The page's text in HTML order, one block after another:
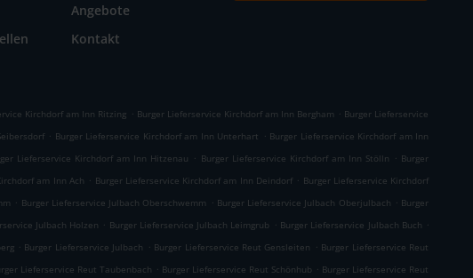
Angebote
Kontakt
Kirchdorf am Inn Ritzing . Burger Lieferservice Kirchdorf am Inn Bergham . Burger Lieferservice
. Burger Lieferservice Kirchdorf am Inn Unterhart . Burger Lieferservice Kirchdorf am Inn
Lieferservice Kirchdorf am Inn Hitzenau . Burger Lieferservice Kirchdorf am Inn Stölln . Burger
am Inn Ach . Burger Lieferservice Kirchdorf am Inn Deindorf . Burger Lieferservice Kirchdorf
. Burger Lieferservice Julbach Oberschwemm . Burger Lieferservice Julbach Oberjulbach . Burger
Julbach Holzen . Burger Lieferservice Julbach Leimgrub . Burger Lieferservice Julbach Buch .
. Burger Lieferservice Julbach . Burger Lieferservice Reut Gensleiten . Burger Lieferservice Reut
Lieferservice Reut Taubenbach . Burger Lieferservice Reut Schönhub . Burger Lieferservice Reut